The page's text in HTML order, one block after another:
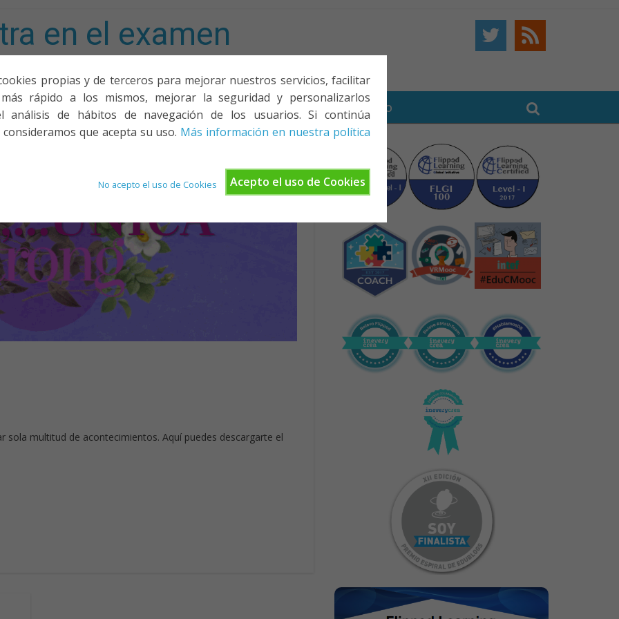
propias y de terceros para mejorar nuestros servicios, facilitar
rápido a los mismos, mejorar la seguridad y personalizarlos
análisis de hábitos de navegación de los usuarios. Si continúa
que acepta su uso. Más información en nuestra política
Acepto el uso de Cookies
No acepto el uso de Cookies
en el examen
PONENCIAS Y CURSOS ¿QUIÉNES SOMOS? YOUTUBE CONTACTO
sola multitud de acontecimientos. Aquí puedes descargarte el